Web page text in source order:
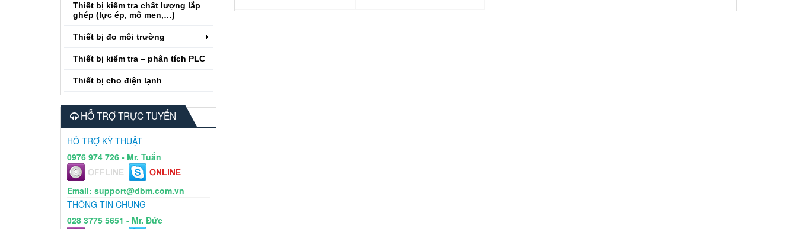
Thiết bị kiểm tra chất lượng lắp
ghép (lực ép, mô men,…)
Thiết bị đo môi trường
Thiết bị kiểm tra – phân tích PLC
Thiết bị cho điện lạnh
HỖ TRỢ TRỰC TUYẾN
HỖ TRỢ KỸ THUẬT
0976 974 726 - Mr. Tuấn
Email: support@dbm.com.vn
THÔNG TIN CHUNG
028 3775 5651 - Mr. Đức